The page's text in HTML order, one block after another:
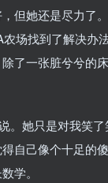
但她还是尽力了
场找到了解决办
了一张脏兮兮的
。她只是对我笑
自己像个十足的
学。